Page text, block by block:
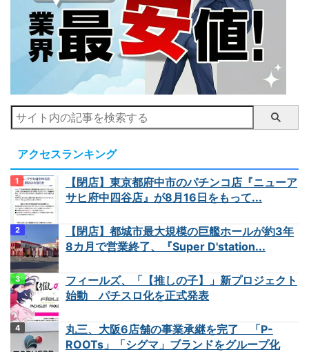
アクセスランキング
【閉店】東京都府中市のパチンコ店『ニューア
サヒ府中四谷店』が8月16日をもって...
【閉店】都城市最大規模の巨艦ホールが約3年
8カ月で営業終了、『Super D'station...
フィールズ、「【推しの子】」新プロジェクト
始動 パチスロ化を正式発表
丸三、大阪6店舗の事業承継を完了 「P-
ROOTs」「シグマ」ブランドをグループ化